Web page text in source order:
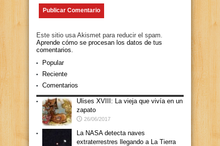
Este sitio usa Akismet para reducir el spam.
Aprende cómo se procesan los datos de tus
comentarios.
Popular
Reciente
Comentarios
Ulises XVIII: La vieja que vivía en un
zapato
26/06/2017
La NASA detecta naves
extraterrestres llegando a La Tierra